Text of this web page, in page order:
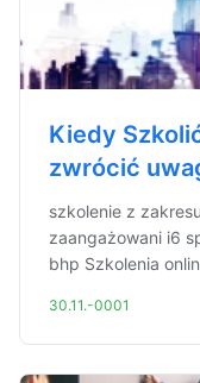
Kiedy
zwrócić
szkolenie z
zaangażowani i6
bhp Szkolenia
30.11.-0001